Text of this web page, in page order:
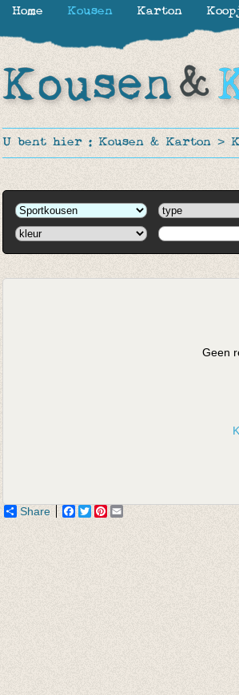
U bent hier : Kousen & Karton >
Geen
Share Facebook
TwitterPinterest
Home Kousen Karton